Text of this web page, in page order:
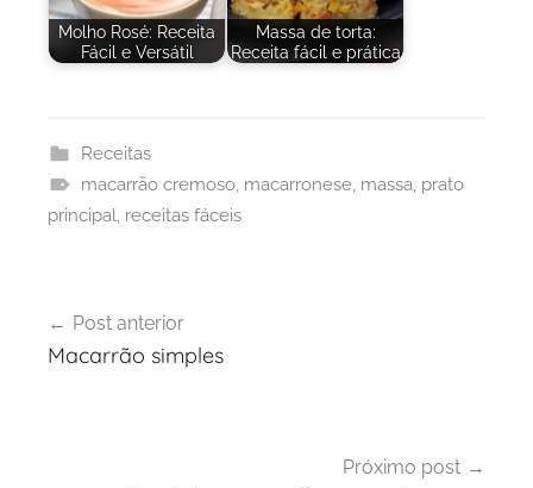
Molho Rosé: Receita
Fácil e Versátil
Massa de torta:
Receita fácil e prática
Receitas
macarrão cremoso, macarronese, massa, prato
principal, receitas fáceis
de
Post anterior
Macarrão simples
Próximo post